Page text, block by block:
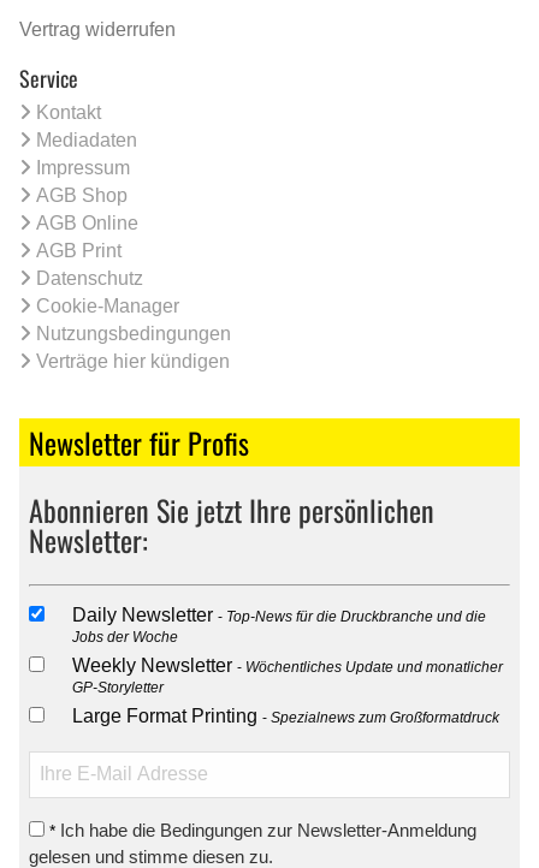
Vertrag widerrufen
Service
Kontakt
Mediadaten
Impressum
AGB Shop
AGB Online
AGB Print
Datenschutz
Cookie-Manager
Nutzungsbedingungen
Verträge hier kündigen
Newsletter für Profis
Abonnieren Sie jetzt Ihre persönlichen
Newsletter:
Daily Newsletter
Top-News für die Druckbranche und die
Jobs der Woche
Weekly Newsletter
Wöchentliches Update und monatlicher
GP-Storyletter
Large Format Printing Spezialnews zum Großformatdruck
* Ich habe die Bedingungen zur Newsletter-Anmeldung
gelesen und stimme diesen zu.